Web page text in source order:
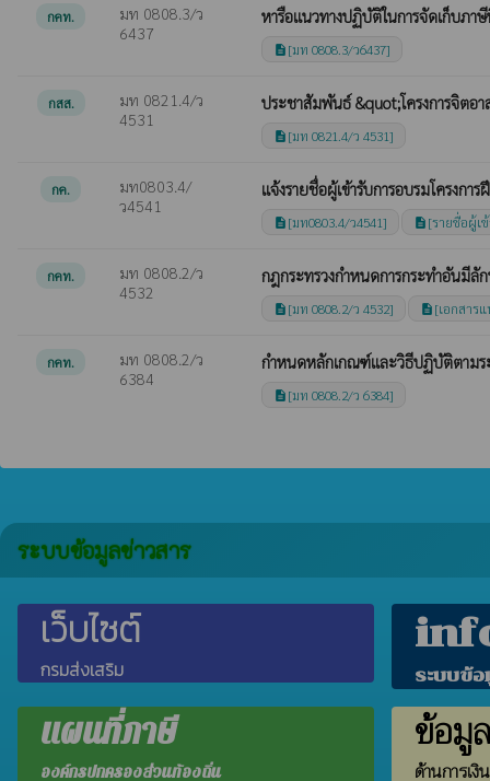
กคท.
มท 0808.3/ว
6437
หารือแนวทางปฏิบัติในการจัดเก็บภา
description [มท 0808.3/ว6437]
กสส.
มท 0821.4/ว
4531
ประชาสัมพันธ์ &quot;โครงการจิตอ
description [มท 0821.4/ว 4531]
กค.
มท0803.4/
ว4541
แจ้งรายชื่อผู้เข้ารับการอบรมโครงก
description [มท0803.4/ว4541] description [รายชื่อผู้เ
กคท.
มท 0808.2/ว
4532
กฎกระทรวงกำหนดการกระทำอันมีลั
description [มท 0808.2/ว 4532] description [เอกสาร
กคท.
มท 0808.2/ว
6384
กำหนดหลักเกณฑ์และวิธีปฏิบัติตามร
description [มท 0808.2/ว 6384]
ระบบข้อมูลข่าวสาร
เว็บไซต์
กรมส่งเสริม ระบบข้
แผนที่ภาษี
องค์กรปกครองส่วนท้องถิ่น
ข้อมูล
ด้านการเ